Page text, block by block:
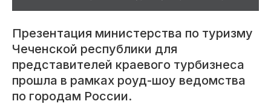
Презентация министерства по туризму
Чеченской республики для
представителей краевого турбизнеса
прошла в рамках роуд-шоу ведомства
по городам России.